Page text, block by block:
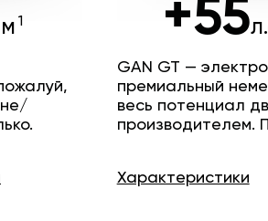
+55
GAN GT —
премиальный
весь потенциал
производителем.
Характеристики